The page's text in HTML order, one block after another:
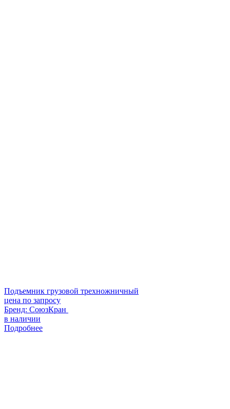
Подъемник грузовой трехножничный
цена по запросу
Бренд: СоюзКран
в наличии
Подробнее